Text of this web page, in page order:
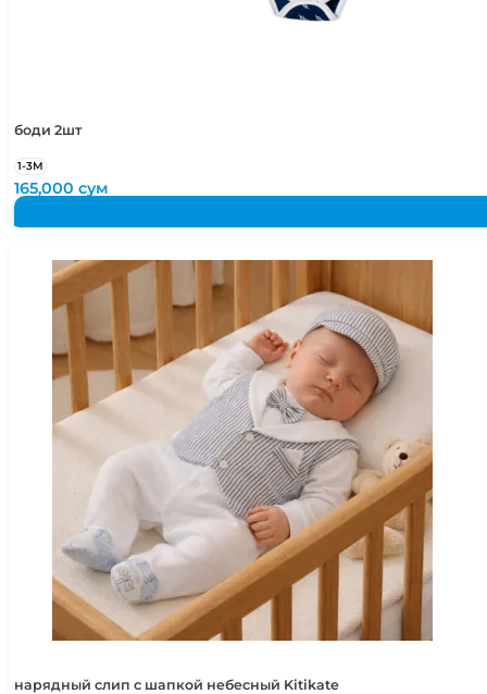
боди 2шт
1-3М
165,000сум
нарядный слип с шапкой небесный Kitikate